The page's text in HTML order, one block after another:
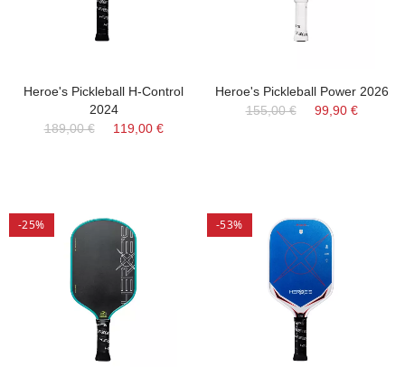
Heroe's Pickleball H-Control
2024
189,00 €
119,00 €
Heroe's Pickleball Power 2026
155,00 €
99,90 €
-25% -53%